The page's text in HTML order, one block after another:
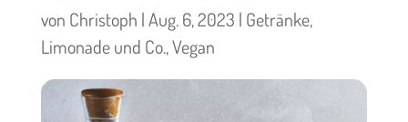
von Christoph |Aug. 6, 2023 | Getränke,
Limonade und Co.,Vegan